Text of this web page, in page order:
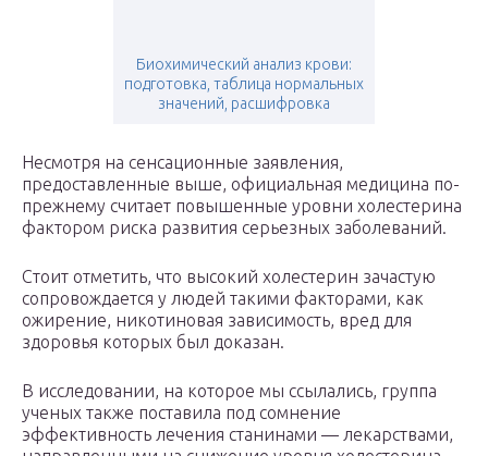
Биохимический анализ крови:
подготовка, таблица нормальных
значений, расшифровка
Несмотря на сенсационные заявления,
предоставленные выше, официальная медицина по-
прежнему считает повышенные уровни холестерина
фактором риска развития серьезных заболеваний.
Стоит отметить, что высокий холестерин зачастую
сопровождается у людей такими факторами, как
ожирение, никотиновая зависимость, вред для
здоровья которых был доказан.
В исследовании, на которое мы ссылались, группа
ученых также поставила под сомнение
эффективность лечения станинами — лекарствами,